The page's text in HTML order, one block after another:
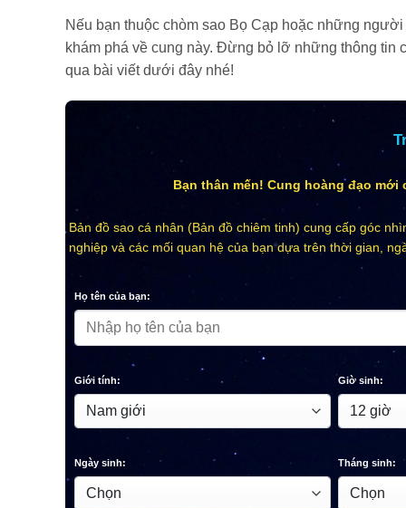
Nếu bạn thuộc chòm sao Bọ Cạp hoặc những
khám phá về cung này. Đừng bỏ lỡ những thông tin
qua bài viết dưới đây nhé!
Bạn thân mến! Cung hoàng đạo mới
Bản đồ sao cá nhân (Bản đồ chiêm tinh) cung cấp góc
nghiệp và các mối quan hệ của bạn dựa trên thời gian,
Họ tên của bạn:
Giới tính: Giờ sinh:
Ngày sinh: Tháng sinh: